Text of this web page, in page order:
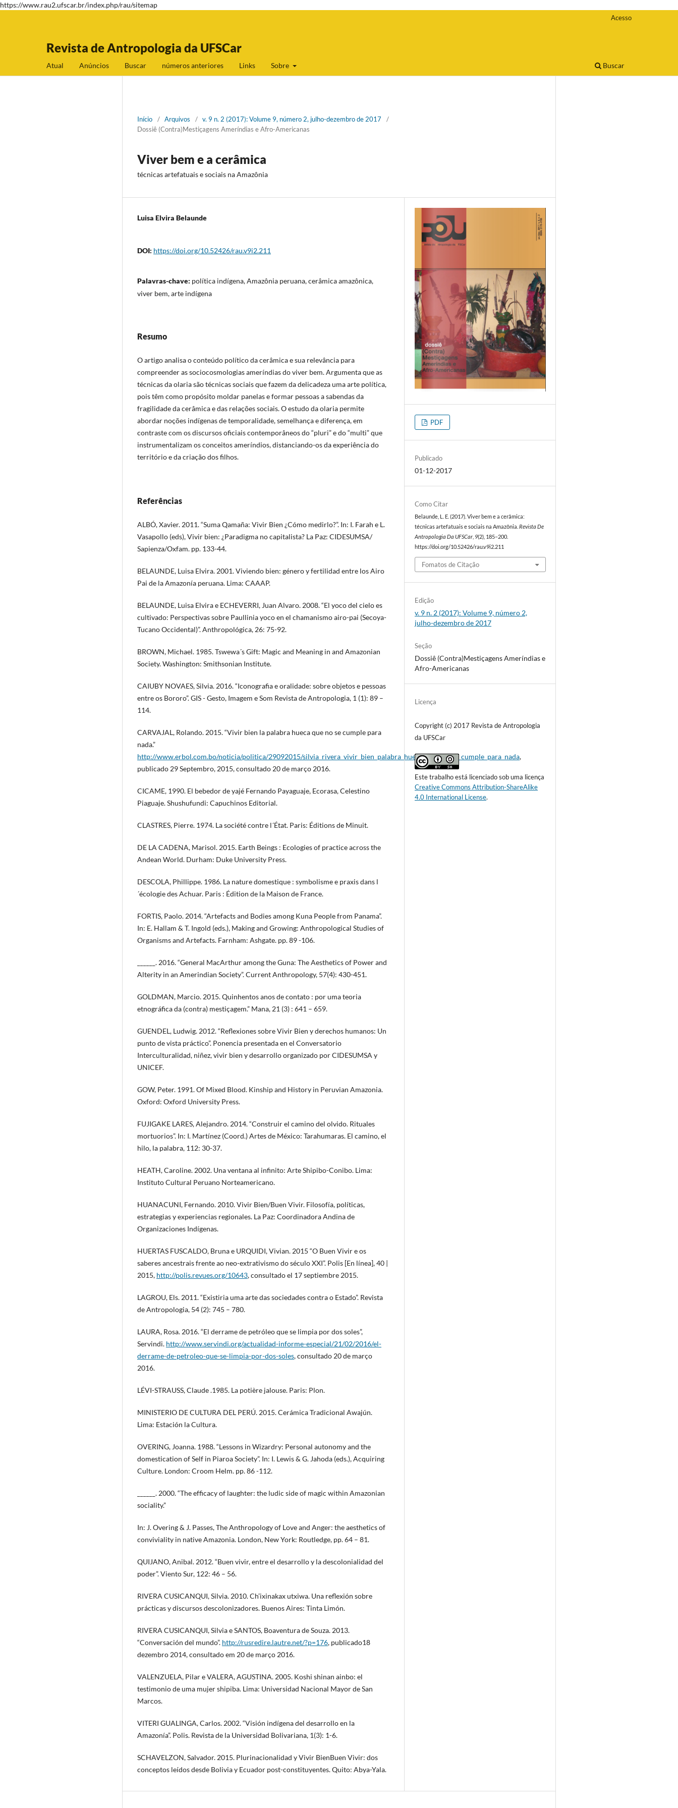
https://www.rau2.ufscar.br/index.php/rau/sitemap
Revista de Antropologia da UFSCar
Atual Anúncios Buscar números anteriores Links Sobre Buscar
Acesso
Início / Arquivos / v. 9 n. 2 (2017): Volume 9, número 2, julho-dezembro de 2017
/
Dossiê (Contra)Mestiçagens Ameríndias e Afro-Americanas
Viver bem e a cerâmica
técnicas artefatuais e sociais na Amazônia
Luisa Elvira Belaunde
DOI: https://doi.org/10.52426/rau.v9i2.211
Palavras-chave: política indígena, Amazônia peruana, cerâmica amazônica,
viver bem, arte indígena
Resumo
O artigo analisa o conteúdo político da cerâmica e sua relevância para
compreender as sociocosmologias ameríndias do viver bem. Argumenta que as
técnicas da olaria são técnicas sociais que fazem da delicadeza uma arte política,
pois têm como propósito moldar panelas e formar pessoas a sabendas da
fragilidade da cerâmica e das relações sociais. O estudo da olaria permite
abordar noções indígenas de temporalidade, semelhança e diferença, em
contraste com os discursos oficiais contemporâneos do “pluri” e do “multi” que
instrumentalizam os conceitos ameríndios, distanciando-os da experiência do
território e da criação dos filhos.
Referências
ALBÓ, Xavier. 2011. “Suma Qamaña: Vivir Bien ¿Cómo medirlo?”. In: I. Farah e L.
Vasapollo (eds), Vivir bien: ¿Paradigma no capitalista? La Paz: CIDESUMSA/
Sapienza/Oxfam. pp. 133-44.
BELAUNDE, Luisa Elvira. 2001. Viviendo bien: género y fertilidad entre los Airo
Pai de la Amazonía peruana. Lima: CAAAP.
BELAUNDE, Luisa Elvira e ECHEVERRI, Juan Alvaro. 2008. “El yoco del cielo es
cultivado: Perspectivas sobre Paullinia yoco en el chamanismo airo-pai (Secoya-
Tucano Occidental)”. Anthropológica, 26: 75-92.
BROWN, Michael. 1985. Tswewa´s Gift: Magic and Meaning in and Amazonian
Society. Washington: Smithsonian Institute.
CAIUBY NOVAES, Silvia. 2016. “Iconografia e oralidade: sobre objetos e pessoas
entre os Bororo”. GIS - Gesto, Imagem e Som Revista de Antropologia, 1 (1): 89 –
114.
CARVAJAL, Rolando. 2015. “Vivir bien la palabra hueca que no se cumple para
nada.”
http://www.erbol.com.bo/noticia/politica/29092015/silvia_rivera_vivir_bien_palabra_hueca_que_no_se_cumple_para_nada,
publicado 29 Septembro, 2015, consultado 20 de março 2016.
CICAME, 1990. El bebedor de yajé Fernando Payaguaje, Ecorasa, Celestino
Piaguaje. Shushufundi: Capuchinos Editorial.
CLASTRES, Pierre. 1974. La société contre l´État. Paris: Éditions de Minuit.
DE LA CADENA, Marisol. 2015. Earth Beings : Ecologies of practice across the
Andean World. Durham: Duke University Press.
DESCOLA, Phillippe. 1986. La nature domestique : symbolisme e praxis dans l
´écologie des Achuar. Paris : Édition de la Maison de France.
FORTIS, Paolo. 2014. “Artefacts and Bodies among Kuna People from Panama”.
In: E. Hallam & T. Ingold (eds.), Making and Growing: Anthropological Studies of
Organisms and Artefacts. Farnham: Ashgate. pp. 89 -106.
______. 2016. “General MacArthur among the Guna: The Aesthetics of Power and
Alterity in an Amerindian Society”. Current Anthropology, 57(4): 430-451.
GOLDMAN, Marcio. 2015. Quinhentos anos de contato : por uma teoria
etnográfica da (contra) mestiçagem.” Mana, 21 (3) : 641 – 659.
GUENDEL, Ludwig. 2012. “Reflexiones sobre Vivir Bien y derechos humanos: Un
punto de vista práctico”. Ponencia presentada en el Conversatorio
Interculturalidad, niñez, vivir bien y desarrollo organizado por CIDESUMSA y
UNICEF.
GOW, Peter. 1991. Of Mixed Blood. Kinship and History in Peruvian Amazonia.
Oxford: Oxford University Press.
FUJIGAKE LARES, Alejandro. 2014. “Construir el camino del olvido. Rituales
mortuorios”. In: I. Martínez (Coord.) Artes de México: Tarahumaras. El camino, el
hilo, la palabra, 112: 30-37.
HEATH, Caroline. 2002. Una ventana al infinito: Arte Shipibo-Conibo. Lima:
Instituto Cultural Peruano Norteamericano.
HUANACUNI, Fernando. 2010. Vivir Bien/Buen Vivir. Filosofía, políticas,
estrategias y experiencias regionales. La Paz: Coordinadora Andina de
Organizaciones Indígenas.
HUERTAS FUSCALDO, Bruna e URQUIDI, Vivian. 2015 “O Buen Vivir e os
saberes ancestrais frente ao neo-extrativismo do século XXI”. Polis [En línea], 40 |
2015, http://polis.revues.org/10643, consultado el 17 septiembre 2015.
LAGROU, Els. 2011. “Existiria uma arte das sociedades contra o Estado”. Revista
de Antropologia, 54 (2): 745 – 780.
LAURA, Rosa. 2016. “El derrame de petróleo que se limpia por dos soles”,
Servindi. http://www.servindi.org/actualidad-informe-especial/21/02/2016/el-
derrame-de-petroleo-que-se-limpia-por-dos-soles, consultado 20 de março
2016.
LÉVI-STRAUSS, Claude .1985. La potière jalouse. Paris: Plon.
MINISTERIO DE CULTURA DEL PERÚ. 2015. Cerámica Tradicional Awajún.
Lima: Estación la Cultura.
OVERING, Joanna. 1988. “Lessons in Wizardry: Personal autonomy and the
domestication of Self in Piaroa Society”. In: I. Lewis & G. Jahoda (eds.), Acquiring
Culture. London: Croom Helm. pp. 86 -112.
______. 2000. “The efficacy of laughter: the ludic side of magic within Amazonian
sociality.”
In: J. Overing & J. Passes, The Anthropology of Love and Anger: the aesthetics of
conviviality in native Amazonia. London, New York: Routledge, pp. 64 – 81.
QUIJANO, Anibal. 2012. “Buen vivir, entre el desarrollo y la descolonialidad del
poder”. Viento Sur, 122: 46 – 56.
RIVERA CUSICANQUI, Silvia. 2010. Ch’ixinakax utxiwa. Una reflexión sobre
prácticas y discursos descolonizadores. Buenos Aires: Tinta Limón.
RIVERA CUSICANQUI, Silvia e SANTOS, Boaventura de Souza. 2013.
“Conversación del mundo”. http://rusredire.lautre.net/?p=176, publicado18
dezembro 2014, consultado em 20 de março 2016.
VALENZUELA, Pilar e VALERA, AGUSTINA. 2005. Koshi shinan ainbo: el
testimonio de uma mujer shipiba. Lima: Universidad Nacional Mayor de San
Marcos.
VITERI GUALINGA, Carlos. 2002. “Visión indígena del desarrollo en la
Amazonía”. Polis. Revista de la Universidad Bolivariana, 1(3): 1-6.
SCHAVELZON, Salvador. 2015. Plurinacionalidad y Vivir BienBuen Vivir: dos
conceptos leídos desde Bolivia y Ecuador post-constituyentes. Quito: Abya-Yala.
PDF
Publicado
01-12-2017
Como Citar
Belaunde, L. E. (2017). Viver bem e a cerâmica:
técnicas artefatuais e sociais na Amazônia.Revista De
Antropologia Da UFSCar 9(2), 185–200.
https://doi.org/10.52426/rau.v9i2.211
Fomatos de Citação
Edição
v. 9 n. 2 (2017): Volume 9, número 2,
julho-dezembro de 2017
Seção
Dossiê (Contra)Mestiçagens Ameríndias e
Afro-Americanas
Licença
Copyright (c) 2017 Revista de Antropologia
da UFSCar
Este trabalho está licenciado sob uma licença
Creative Commons Attribution-ShareAlike
4.0 International License.